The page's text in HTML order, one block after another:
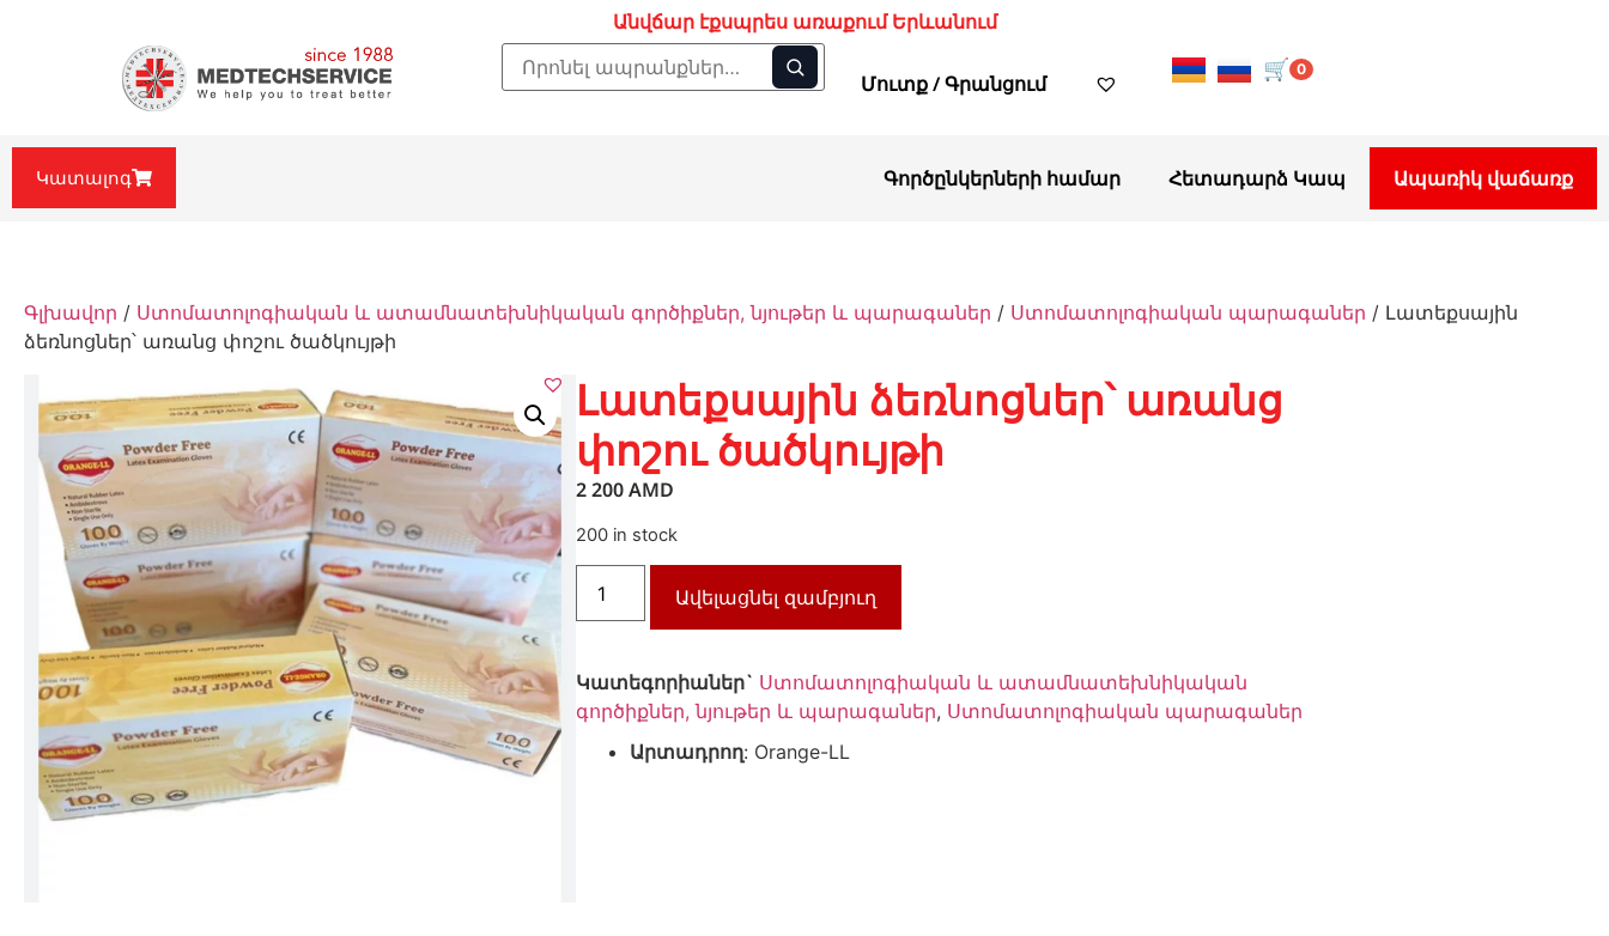
Անվճար էքսպրես առաքում Երևանում
Մուտք / Գրանցում
🛒 0
Կատալոգ Գործընկերների համար Հետադարձ Կապ Ապառիկ վաճառք
Գլխավոր / Ստոմատոլոգիական և ատամնատեխնիկական գործիքներ, նյութեր և պարագաներ / Ստոմատոլոգիական պարագաներ / Լատեքսային
ձեռնոցներ՝ առանց փոշու ծածկույթի
Լատեքսային ձեռնոցներ՝ առանց
փոշու ծածկույթի
2 200AMD
200 in stock
Ավելացնել զամբյուղ
Կատեգորիաներ` Ստոմատոլոգիական և ատամնատեխնիկական
գործիքներ, նյութեր և պարագաներ, Ստոմատոլոգիական պարագաներ
Արտադրող: Orange-LL